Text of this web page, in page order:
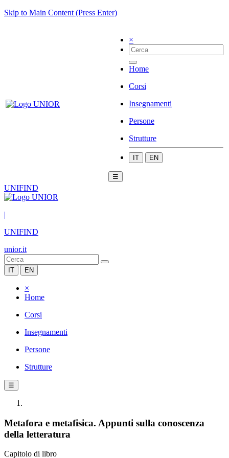
Skip to Main Content (Press Enter)
×
Home
Corsi
Insegnamenti
Persone
Strutture
IT EN
☰
UNIFIND
|
UNIFIND
unior.it
IT EN
×
Home
Corsi
Insegnamenti
Persone
Strutture
☰
Metafora e metafisica. Appunti sulla conoscenza
della letteratura
Capitolo di libro